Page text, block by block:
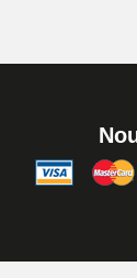
Ajouter au